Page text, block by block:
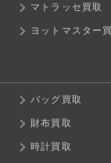
マトラッセ買取
ヨットマスター
バッグ買取
財布買取
時計買取